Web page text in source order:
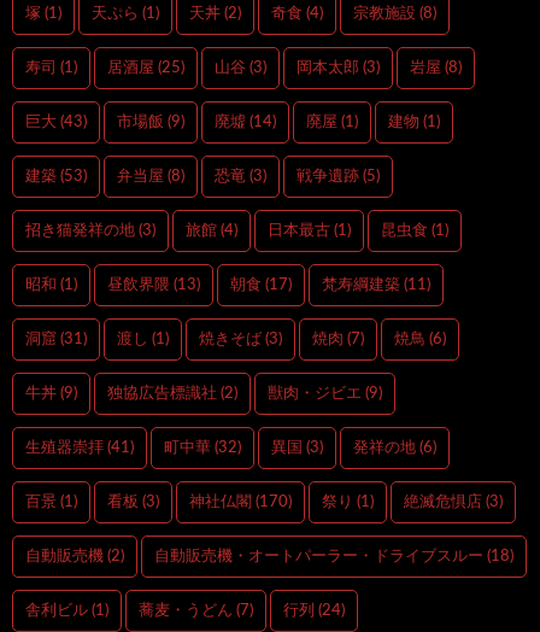
塚 (1) 天ぷら (1) 天丼 (2) 奇食 (4) 宗教施設 (8)
寿司 (1) 居酒屋 (25) 山谷 (3) 岡本太郎 (3) 岩屋 (8)
巨大 (43) 市場飯 (9) 廃墟 (14) 廃屋 (1) 建物 (1)
建築 (53) 弁当屋 (8) 恐竜 (3) 戦争遺跡 (5)
招き猫発祥の地 (3) 旅館 (4) 日本最古 (1) 昆虫食 (1)
昭和 (1) 昼飲界隈 (13) 朝食 (17) 梵寿綱建築 (11)
洞窟 (31) 渡し (1) 焼きそば (3) 焼肉 (7) 焼鳥 (6)
牛丼 (9) 独協広告標識社 (2) 獣肉・ジビエ (9)
生殖器崇拝 (41) 町中華 (32) 異国 (3) 発祥の地 (6)
百景 (1) 看板 (3) 神社仏閣 (170) 祭り (1) 絶滅危惧店 (3)
自動販売機 (2) 自動販売機・オートパーラー・ドライブスルー (18)
舎利ビル (1) 蕎麦・うどん (7) 行列 (24)